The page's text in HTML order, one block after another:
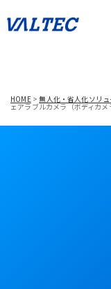
HOME>無人化・省人化ソリ
ェアラブルカメラ（ボディカ